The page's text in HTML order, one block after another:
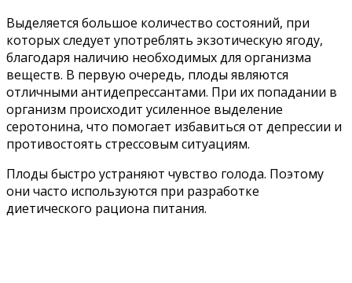
Выделяется большое количество состояний, при
которых следует употреблять экзотическую ягоду,
благодаря наличию необходимых для организма
веществ. В первую очередь, плоды являются
отличными антидепрессантами. При их попадании в
организм происходит усиленное выделение
серотонина, что помогает избавиться от депрессии и
противостоять стрессовым ситуациям.
Плоды быстро устраняют чувство голода. Поэтому
они часто используются при разработке
диетического рациона питания.